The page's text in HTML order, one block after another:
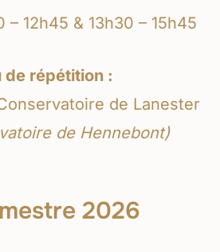
– 12h45 & 13h30 – 15h45
de répétition :
de Lanester
de Hennebont)
2026